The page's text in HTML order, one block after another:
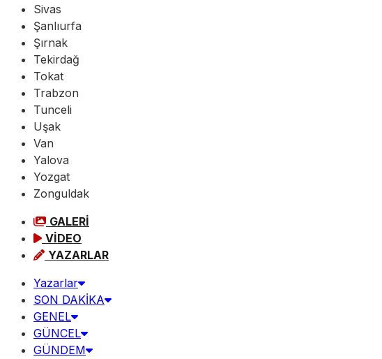
Sivas
Şanlıurfa
Şırnak
Tekirdağ
Tokat
Trabzon
Tunceli
Uşak
Van
Yalova
Yozgat
Zonguldak
GALERİ
VİDEO
YAZARLAR
Yazarlar
SON DAKİKA
GENEL
GÜNCEL
GÜNDEM